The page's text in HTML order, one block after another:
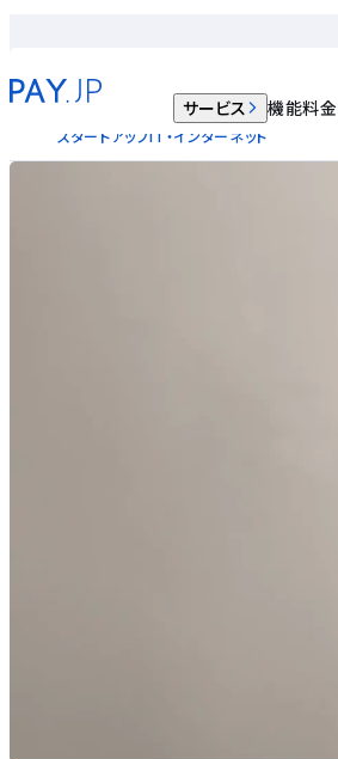
サービス 機能料
アスカネット社が提供する「tsunagoo
スタートアップIT・インターネット